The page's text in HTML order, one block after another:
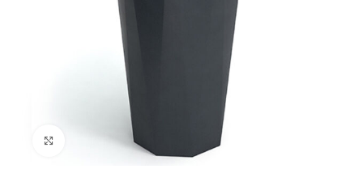
Kliknij aby powiększyć